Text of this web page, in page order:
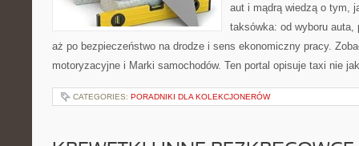
aut i mądrą wiedzą o tym,
taksówka: od wyboru
aż po bezpieczeństwo na drodze i sens ekonomiczny pracy.
motoryzacyjne i Marki samochodów. Ten portal opisuje taxi nie
CATEGORIES: PORADNIKI DLA KOLEKCJONERÓW